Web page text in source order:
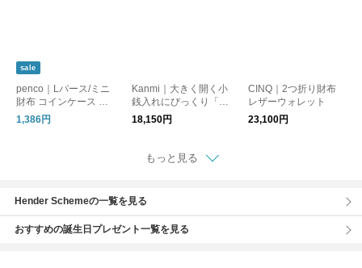
sale
penco｜Lパース/ミニ
財布 コインケース カ
ードケース
1,386円
Kanmi｜大きく開く小
銭入れにびっくり「キ
ャンディ BOX ショ
ートウォレット」【W
18,150円
CINQ｜2つ折り財布
レザーウォレット
23,100円
もっと見る
Hender Schemeの一覧を見る
おすすめの誕生日プレゼント一覧を見る